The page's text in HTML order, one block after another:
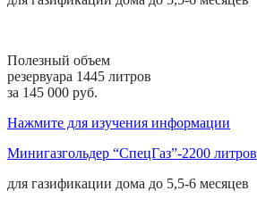
Полезный объем
резервуара 1445 литров
за 145 000 руб.
Нажмите для изучения информации
Минигазгольдер “СпецГаз”-2200 литров
для газификации дома до 5,5-6 месяцев